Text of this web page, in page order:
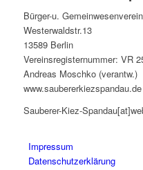
Bürger-u.
Westerwaldstr.13
13589 Berlin
Vereinsregisternummer: VR
Andreas Moschko (verantw.)
www.saubererkiezspandau.de
Sauberer-Kiez-
Impressum
Datenschutzerklärung